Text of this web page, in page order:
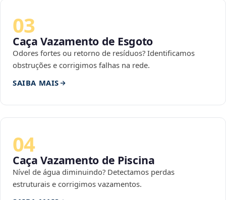
03
Caça Vazamento de Esgoto
Odores fortes ou retorno de resíduos? Identificamos
obstruções e corrigimos falhas na rede.
SAIBA MAIS
04
Caça Vazamento de Piscina
Nível de água diminuindo? Detectamos perdas
estruturais e corrigimos vazamentos.